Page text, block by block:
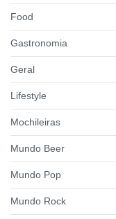
Food
Gastronomia
Geral
Lifestyle
Mochileiras
Mundo Beer
Mundo Pop
Mundo Rock